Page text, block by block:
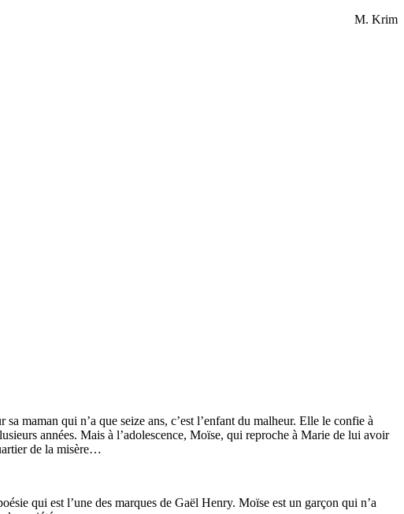
M. Krim
maman qui n’a que seize ans, c’est l’enfant du malheur. Elle le confie à
années. Mais à l’adolescence, Moïse, qui reproche à Marie de lui avoir
de la misère…
qui est l’une des marques de Gaël Henry. Moïse est un garçon qui n’a